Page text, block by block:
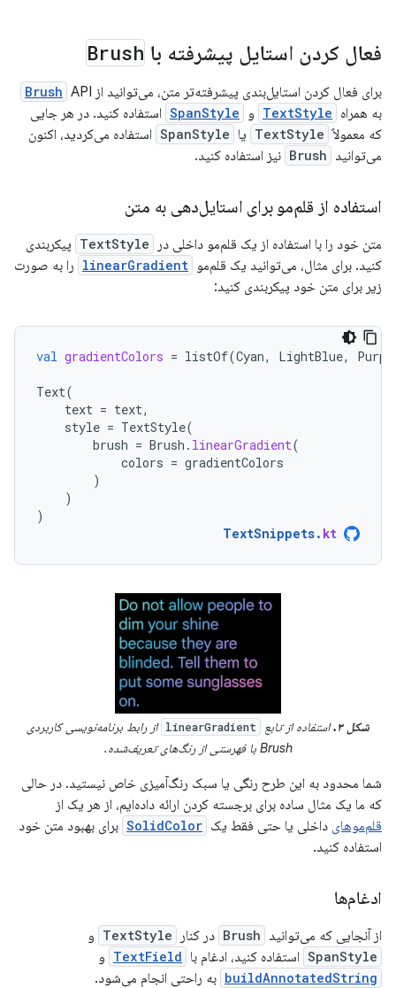
فعال کردن استایل پیشرفته با Brush
برای فعال کردن استایل‌بندی پیشرفته‌تر متن، می‌توانید از Brush API
به همراه TextStyle و SpanStyle استفاده کنید. در هر جایی
که معمولاً TextStyle یا SpanStyle استفاده می‌کردید، اکنون
می‌توانید Brush نیز استفاده کنید.
استفاده از قلم‌مو برای استایل‌دهی به متن
متن خود را با استفاده از یک قلم‌مو داخلی در TextStyle پیکربندی
کنید. برای مثال، می‌توانید یک قلم‌مو linearGradient را به صورت
زیر برای متن خود پیکربندی کنید:
val gradientColors = listOf(Cyan, LightBlue,
Text(
text = text,
style = TextStyle(
brush = Brush . linearGradient(
colors = gradientColors
)
)
)
TextSnippets. kt
شکل ۳. استفاده از تابع linearGradient از رابط برنامه‌نویسی کاربردی
Brush با فهرستی از رنگ‌های تعریف‌شده.
شما محدود به این طرح رنگی یا سبک رنگ‌آمیزی خاص نیستید. در حالی
که ما یک مثال ساده برای برجسته کردن ارائه داده‌ایم، از هر یک از
قلم‌موهای داخلی یا حتی فقط یک SolidColor برای بهبود متن خود
استفاده کنید.
ادغام‌ها
از آنجایی که می‌توانید Brush در کنار TextStyle و
SpanStyle استفاده کنید، ادغام با TextField و
buildAnnotatedString به راحتی انجام می‌شود.